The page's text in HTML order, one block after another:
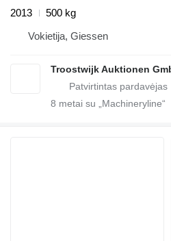
2013
500 kg
Vokietija, Giessen
Troostwijk Auktionen
8 metai su „Machineryline“